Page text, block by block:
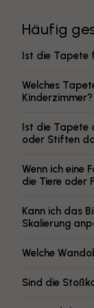
Häufig
Ist die Tapete
Welches
Kinderzimmer?
Ist die Tapete
oder Stiften
Wenn ich eine
die Tiere oder
Kann ich das
Skalierung
Welche
Sind die